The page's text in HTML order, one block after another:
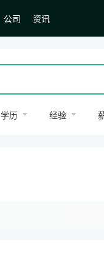
公司 资讯
学历 经验